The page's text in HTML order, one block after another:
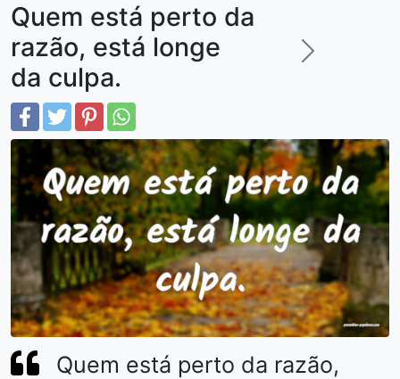
Quem está perto da
razão, está longe
da culpa.
Quem está perto da razão,